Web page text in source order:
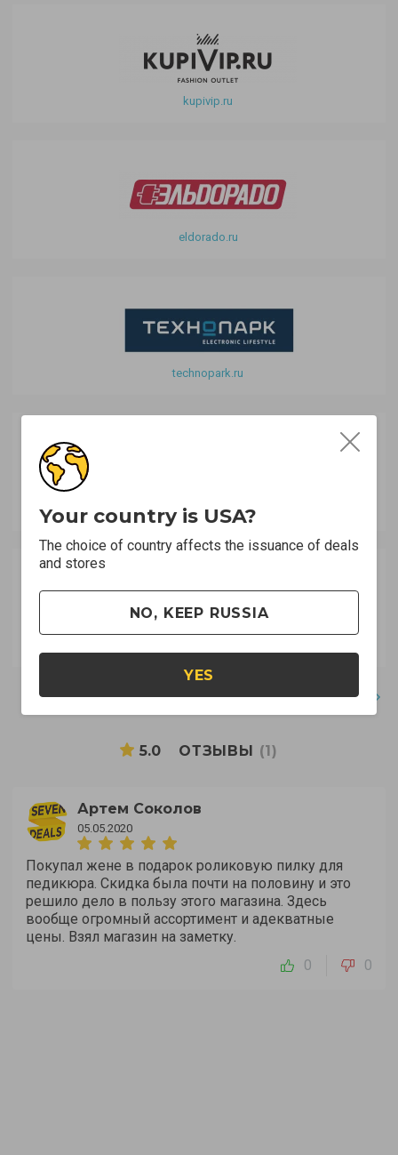
kupivip.ru
eldorado.ru
technopark.ru
lacoste.ru
Все магазины
5.0 ОТЗЫВЫ (1)
Артем Соколов
05.05.2020
Покупал жене в подарок роликовую пилку для
педикюра. Скидка была почти на половину и это
решило дело в пользу этого магазина. Здесь
вообще огромный ассортимент и адекватные
цены. Взял магазин на заметку.
0
0
Your country is USA?
The choice of country affects the issuance of deals
and stores
NO, KEEP RUSSIA
YES